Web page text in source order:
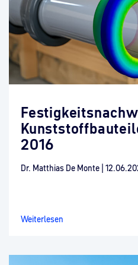
2016
Dr. Matthias De Monte
Weiterlesen